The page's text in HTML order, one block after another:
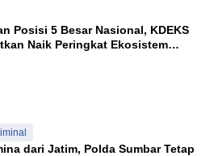
Posisi 5 Besar Nasional, KDEKS
Naik Peringkat Ekosistem
dari Jatim, Polda Sumbar Tetap